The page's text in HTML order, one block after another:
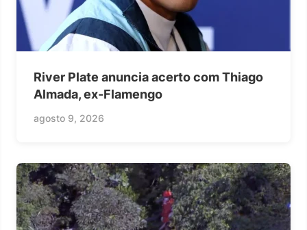
River Plate anuncia acerto com Thiago
Almada, ex-Flamengo
agosto 9, 2026